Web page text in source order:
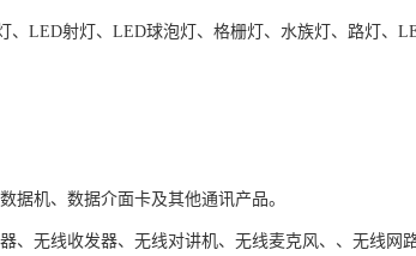
LED射灯、LED球泡灯、格栅灯、水族灯、路灯、
据机、数据介面卡及其他通讯产品。
、无线收发器、无线对讲机、无线麦克风、、无线网